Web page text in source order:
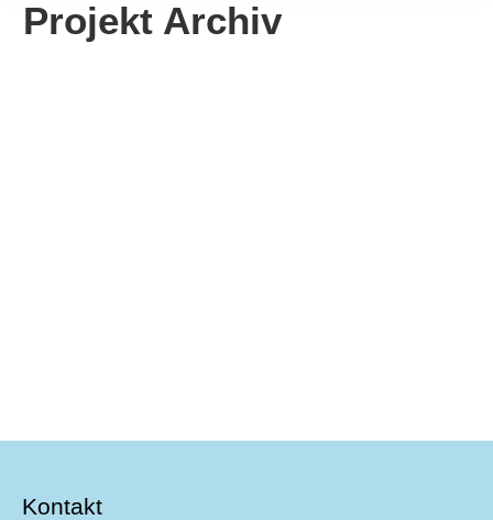
Projekt Archiv
Kontakt